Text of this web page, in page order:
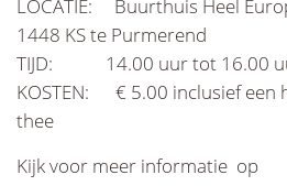
LOCATIE: Buurthuis Heel
1448 KS te Purmerend
TIJD: 14.00 uur tot 16.00
KOSTEN: € 5.00 inclusief een
thee
Kijk voor meer informatie op